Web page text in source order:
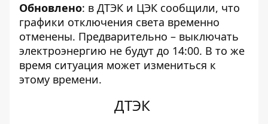
Обновлено: в ДТЭК и ЦЭК сообщили, что
графики отключения света временно
отменены. Предварительно – выключать
электроэнергию не будут до 14:00. В то же
время ситуация может измениться к
этому времени.
ДТЭК